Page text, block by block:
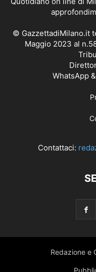
© GazzettadiMilano.it
Maggio 2023 al
WhatsApp
Contattaci:
Redazione e